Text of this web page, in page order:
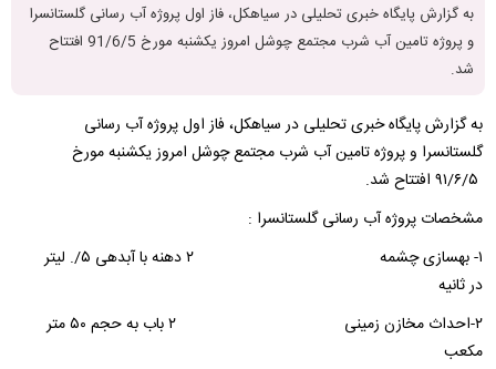
به گزارش پایگاه خبری تحلیلی در سیاهکل، فاز اول پروژه آب رسانی گلستانسرا
و پروژه تامین آب شرب مجتمع چوشل امروز یکشنبه مورخ 91/6/5 افتتاح
شد.
به گزارش پایگاه خبری تحلیلی در سیاهکل، فاز اول پروژه آب رسانی
گلستانسرا و پروژه تامین آب شرب مجتمع چوشل امروز یکشنبه مورخ
مشخصات پروژه آب رسانی گلستانسرا :
۱- بهسازی چشمه ۲ دهنه با آبدهی ۵/. لیتر
در ثانیه
۲-احداث مخازن زمینی ۲ باب به حجم ۵۰ متر
مکعب